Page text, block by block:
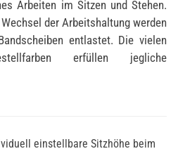
Arbeiten im Sitzen und Stehen.
der Arbeitshaltung werden
entlastet. Die vielen
erfüllen jegliche
einstellbare Sitzhöhe beim